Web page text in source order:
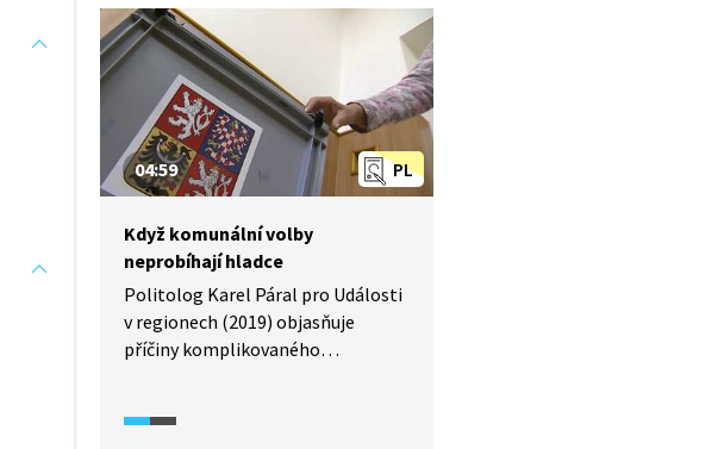
PL
04:59
Když komunální volby
neprobíhají hladce
Politolog Karel Páral pro Události
v regionech (2019) objasňuje
příčiny komplikovaného
nevedou ke stabilnímu řízení obce.